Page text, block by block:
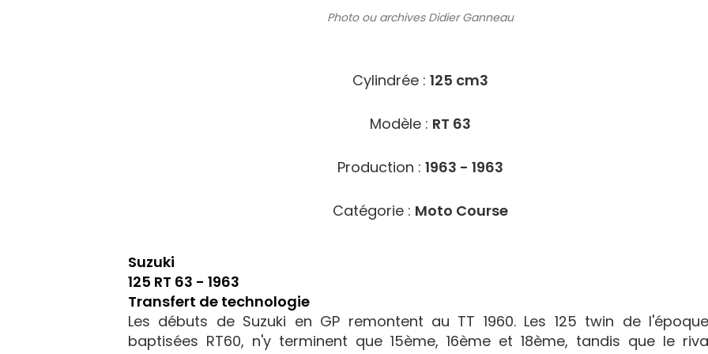
Photo ou archivesDidier Ganneau
Cylindrée : 125 cm3
Modèle : RT 63
Production : 1963 - 1963
Catégorie : Moto Course
Suzuki
125 RT 63 - 1963
Transfert de technologie
Les débuts de Suzuki en GP remontent au TT 1960. Les 125 twin de
baptisées RT60, n'y terminent que 15ème, 16ème et 18ème, tandis que le